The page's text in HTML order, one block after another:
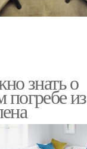
знать о
погребе из